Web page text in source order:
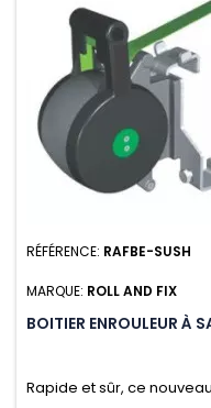
RÉFÉRENCE: RAFBE-SUSH
MARQUE: ROLL AND FIX
BOITIER ENROULEUR À
Rapide et sûr, ce